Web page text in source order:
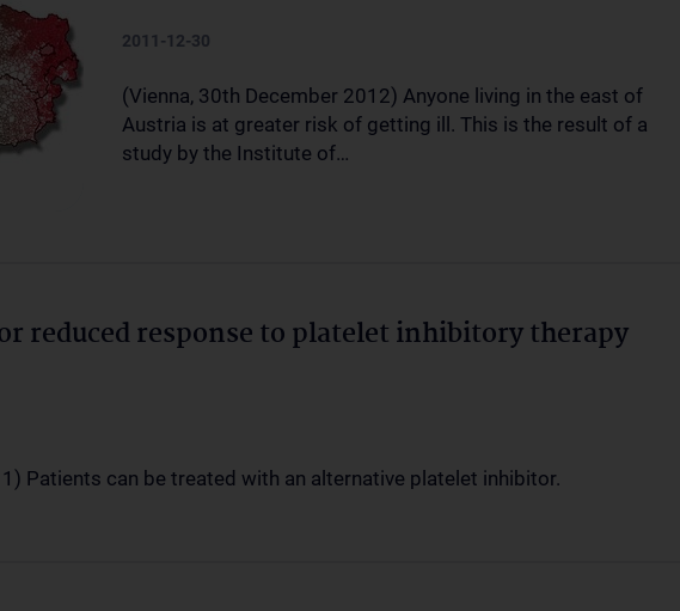
2011-12-30
(Vienna, 30th December 2012) Anyone living in the east of
Austria is at greater risk of getting ill. This is the result of a
study by the Institute of…
reduced response to platelet inhibitory therapy
Patients can be treated with an alternative platelet inhibitor.